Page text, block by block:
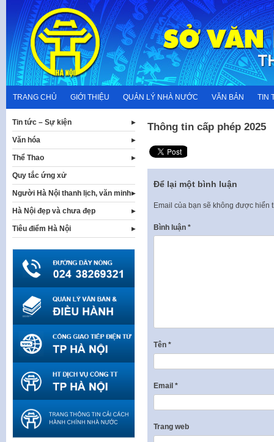
content
TRANG CHỦ GIỚI THIỆU QUẢN LÝ NHÀ NƯỚC VĂN BẢN TIN
Thông tin cấp phép 2025
Để lại một bình luận
Email của bạn sẽ không được hiển
Bình luận *
Tên *
Email *
Trang web
Tin tức – Sự kiện
Văn hóa
Thể Thao
Quy tắc ứng xử
Người Hà Nội thanh lịch, văn minh
Hà Nội đẹp và chưa đẹp
Tiêu điểm Hà Nội